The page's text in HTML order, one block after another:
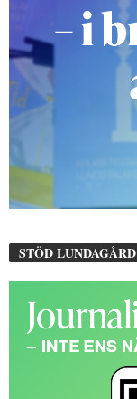
STÖD LUNDAGÅRD